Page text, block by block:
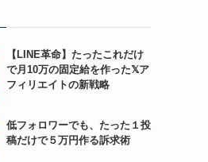
【LINE革命】たったこれだけ
で月10万の固定給を作った𝕏ア
フィリエイトの新戦略
低フォロワーでも、たった１投
稿だけで５万円作る訴求術